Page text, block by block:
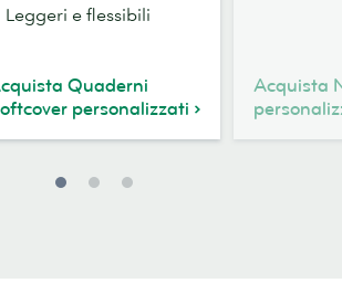
Leggeri e flessibili
Quaderni
personalizzati
Acquista